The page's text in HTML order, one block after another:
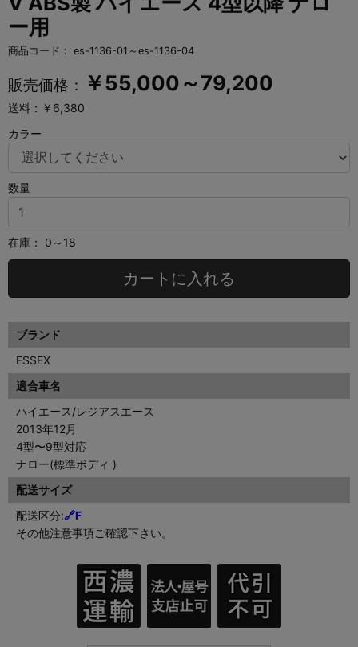
ー用
商品コード： es-1136-01～es-1136-04
販売価格： ￥55,000～79,200
送料：￥6,380
カラー
数量
在庫： 0～18
カートに入れる
ブランド
ESSEX
適合車名
ハイエース/レジアスエース
2013年12月
4型〜9型対応
ナロー(標準ボディ )
配送サイズ
配送区分:🔗F
その他注意事項ご確認下さい。